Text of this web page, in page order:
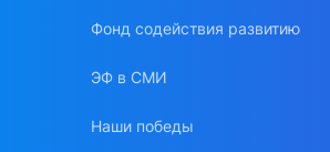
Фонд содействия развитию
ЭФ в СМИ
Наши победы